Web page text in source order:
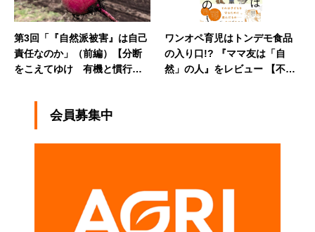
第3回「『自然派被害』は自己
責任なのか」（前編）【分断
をこえてゆけ 有機と慣行の
ワンオペ育児はトンデモ食品
の入り口!? 『ママ友は「自
然」の人』をレビュー 【不思
会員募集中